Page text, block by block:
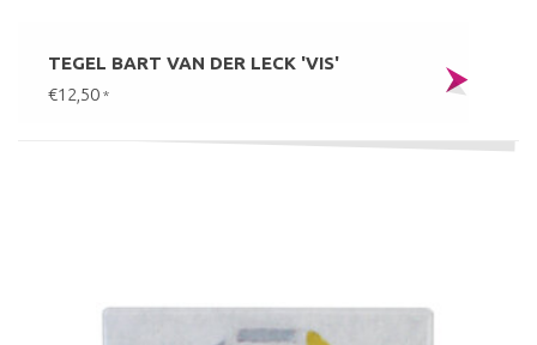
TEGEL BART VAN DER LECK 'VIS'
€12,50 *